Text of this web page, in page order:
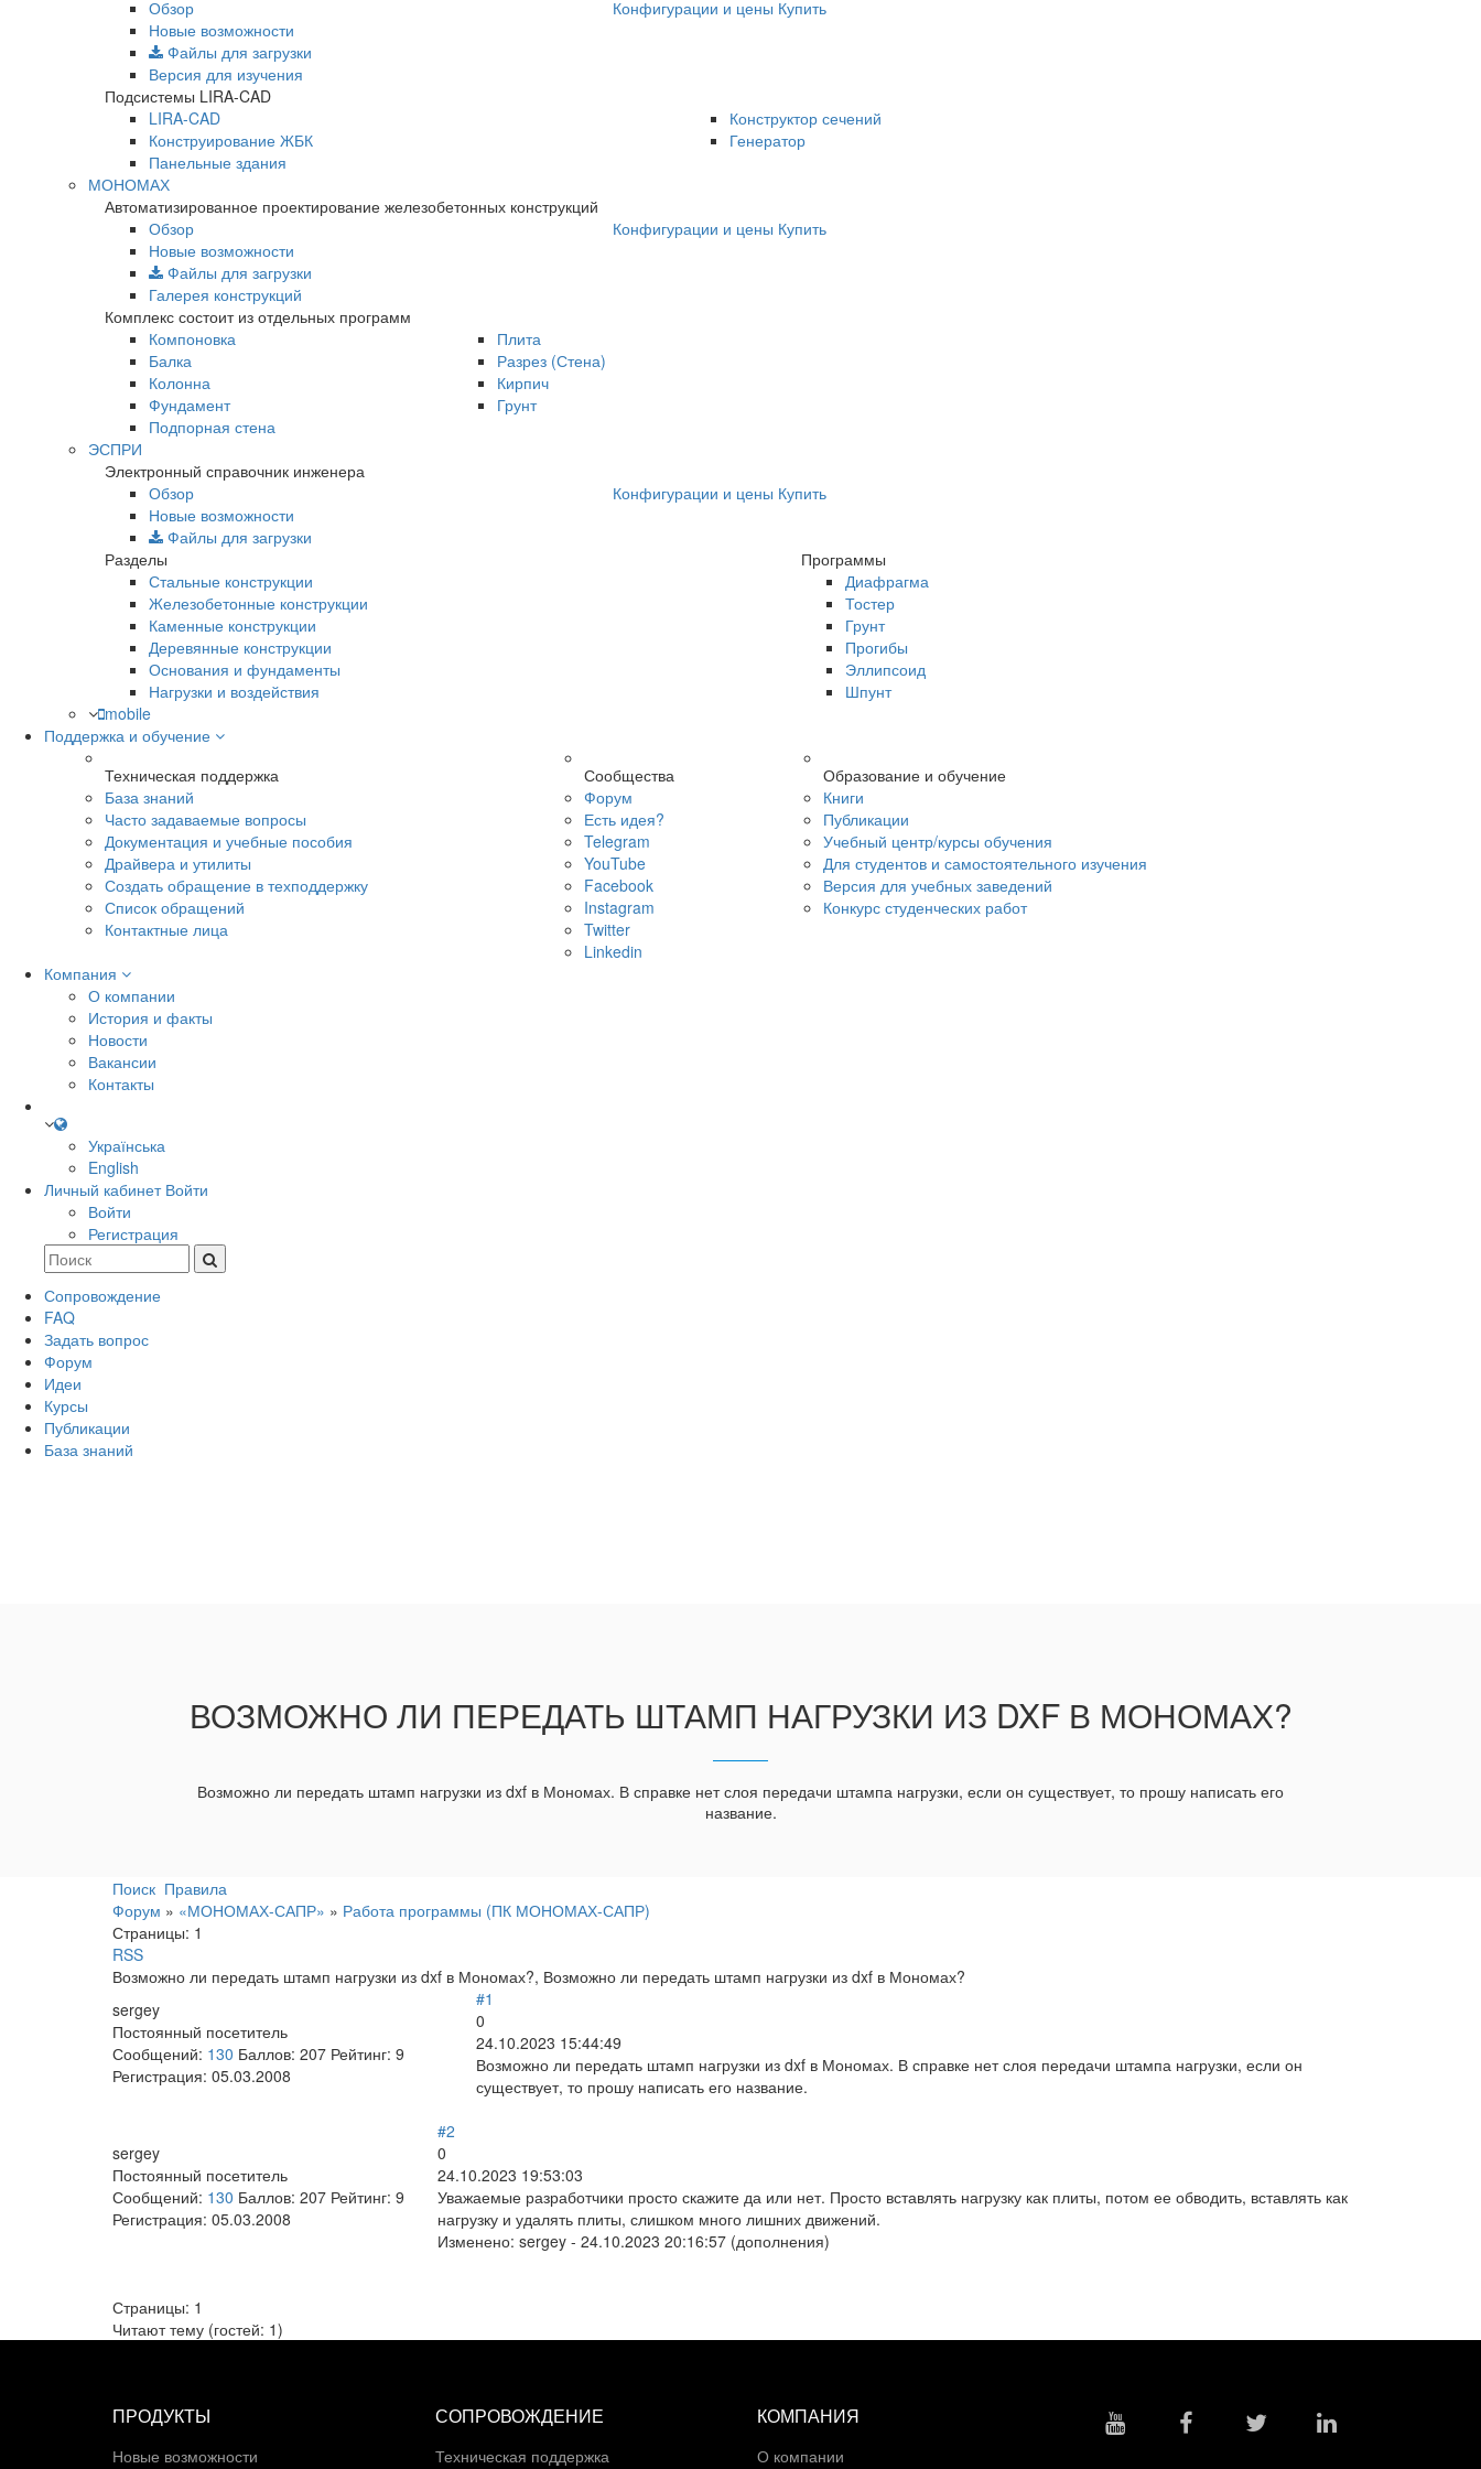
Обзор
Новые возможности
Файлы для загрузки
Версия для изучения
Конфигурации и цены Купить
Подсистемы LIRA-CAD
LIRA-CAD
Конструирование ЖБК
Панельные здания
Конструктор сечений
Генератор
МОНОМАХ
Автоматизированное проектирование железобетонных конструкций
Обзор
Новые возможности
Файлы для загрузки
Галерея конструкций
Конфигурации и цены Купить
Комплекс состоит из отдельных программ
Компоновка
Балка
Колонна
Фундамент
Подпорная стена
Плита
Разрез (Стена)
Кирпич
Грунт
ЭСПРИ
Электронный справочник инженера
Обзор
Новые возможности
Файлы для загрузки
Конфигурации и цены Купить
Разделы
Программы
Стальные конструкции
Железобетонные конструкции
Каменные конструкции
Деревянные конструкции
Основания и фундаменты
Нагрузки и воздействия
Диафрагма
Тостер
Грунт
Прогибы
Эллипсоид
Шпунт
mobile
Поддержка и обучение
Техническая поддержка
База знаний
Часто задаваемые вопросы
Документация и учебные пособия
Драйвера и утилиты
Создать обращение в техподдержку
Список обращений
Контактные лица
Сообщества
Форум
Есть идея?
Telegram
YouTube
Facebook
Instagram
Twitter
Linkedin
Образование и обучение
Книги
Публикации
Учебный центр/курсы обучения
Для студентов и самостоятельного изучения
Версия для учебных заведений
Конкурс студенческих работ
Компания
О компании
История и факты
Новости
Вакансии
Контакты
Українська
English
Личный кабинет Войти
Войти
Регистрация
Сопровождение
FAQ
Задать вопрос
Форум
Идеи
Курсы
Публикации
База знаний
ВОЗМОЖНО ЛИ ПЕРЕДАТЬ ШТАМП НАГРУЗКИ ИЗ DXF В МОНОМАХ?
Возможно ли передать штамп нагрузки из dxf в Мономах. В справке нет слоя передачи штампа нагрузки, если он существует, то прошу написать его
название.
Поиск Правила
Форум » «МОНОМАХ-САПР» » Работа программы (ПК МОНОМАХ-САПР)
Страницы: 1
RSS
Возможно ли передать штамп нагрузки из dxf в Мономах?, Возможно ли передать штамп нагрузки из dxf в Мономах?
sergey
Постоянный посетитель
Сообщений: 130 Баллов: 207 Рейтинг: 9
Регистрация: 05.03.2008
#1
0
24.10.2023 15:44:49
Возможно ли передать штамп нагрузки из dxf в Мономах. В справке нет слоя передачи штампа нагрузки, если он
существует, то прошу написать его название.
sergey
Постоянный посетитель
Сообщений: 130 Баллов: 207 Рейтинг: 9
Регистрация: 05.03.2008
#2
0
24.10.2023 19:53:03
Уважаемые разработчики просто скажите да или нет. Просто вставлять нагрузку как плиты, потом ее обводить, вставлять как
нагрузку и удалять плиты, слишком много лишних движений.
Изменено: sergey - 24.10.2023 20:16:57 (дополнения)
Страницы: 1
Читают тему (гостей: 1)
ПРОДУКТЫ
Новые возможности
СОПРОВОЖДЕНИЕ
Техническая поддержка
КОМПАНИЯ
О компании